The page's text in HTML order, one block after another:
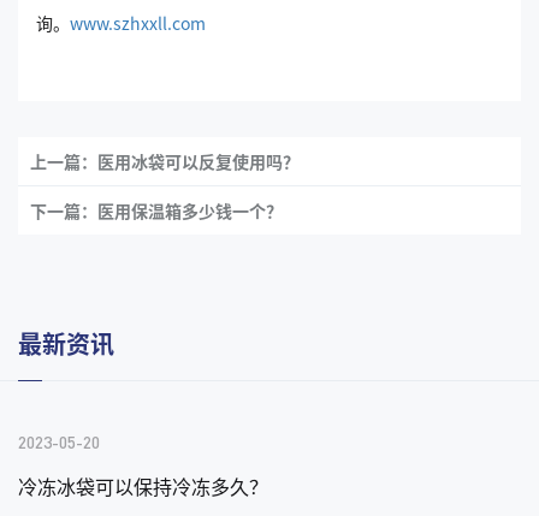
询。 www.szhxxll.com
上一篇：医用冰袋可以反复使用吗？
下一篇：医用保温箱多少钱一个？
最新资讯
2023-05-20
冷冻冰袋可以保持冷冻多久？